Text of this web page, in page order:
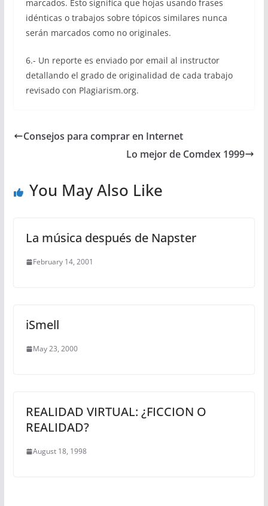
marcados. Esto significa que hojas usando frases
idénticas o trabajos sobre tópicos similares nunca
serán marcados como no originales.
6.- Un reporte es enviado por email al instructor
detallando el grado de originalidad de cada trabajo
revisado con Plagiarism.org.
Consejos para comprar en Internet
Lo mejor de Comdex 1999
You May Also Like
La música después de Napster
February 14, 2001
iSmell
May 23, 2000
REALIDAD VIRTUAL: ¿FICCION O
REALIDAD?
August 18, 1998